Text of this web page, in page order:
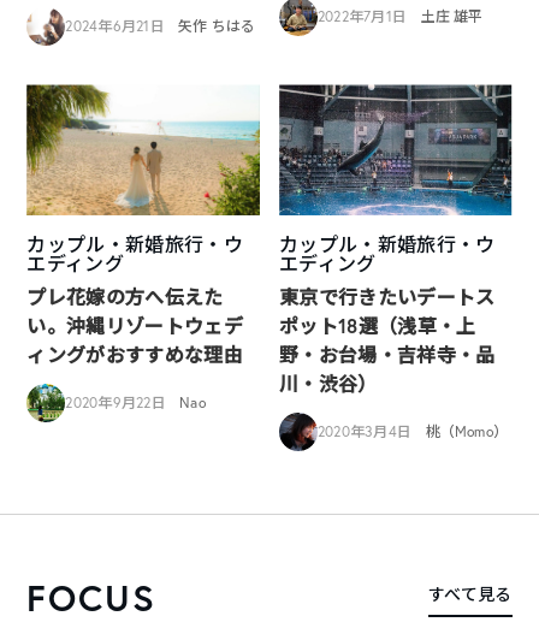
2024年6月21日 矢作 ちはる
2022年7月1日 土庄 雄平
カップル・新婚旅行・ウ
エディング
プレ花嫁の方へ伝えた
い。沖縄リゾートウェデ
ィングがおすすめな理由
2020年9月22日 Nao
カップル・新婚旅行・ウ
エディング
東京で行きたいデートス
ポット18選（浅草・上
野・お台場・吉祥寺・品
川・渋谷）
2020年3月4日 桃（Momo）
FOCUS すべて見る